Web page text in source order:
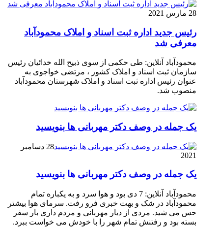
28 مارس 2021
رئیس جدید اداره ثبت اسناد و املاک محمودآباد
معرفی شد
محمودآباد آنلاین: طی حکمی از سوی ذبیح الله خدائیان رئیس
سازمان ثبت اسناد و املاک کشور ، مرتضی خواجوی به
عنوان رئیس اداره ثبت اسناد و املاک شهرستان محمودآباد
منصوب شد.
یک جمله در وصف دکتر مهربانی ها بنویسید
28 دسامبر
2021
یک جمله در وصف دکتر مهربانی ها بنویسید
محمودآباد آنلاین: 7 دی بود و هوا سرد و به یکباره تمام
محمودآباد در شک و بهت خبری فرو رفت. سرمای هوا بیشتر
حس می شید. مردی از دیار مهربانی و مردم داری بار سفر
بسته بود و رفتنش تمام شهر را با خودش می خواست ببرد.